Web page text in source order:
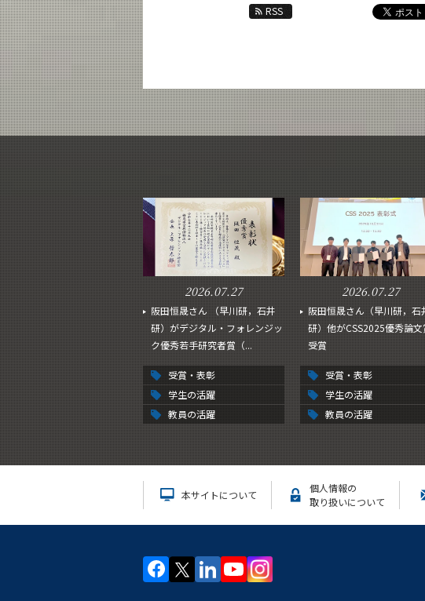
RSS
2026.07.27
阪田恒晟さん （早川研，石井
研）がデジタル・フォレンジッ
ク優秀若手研究者賞（...
受賞・表彰
学生の活躍
教員の活躍
2026.07.27
阪田恒晟さん（早川研，石
研）他がCSS2025優秀論文
受賞
受賞・表彰
学生の活躍
教員の活躍
本サイトについて
個人情報の
取り扱いについて